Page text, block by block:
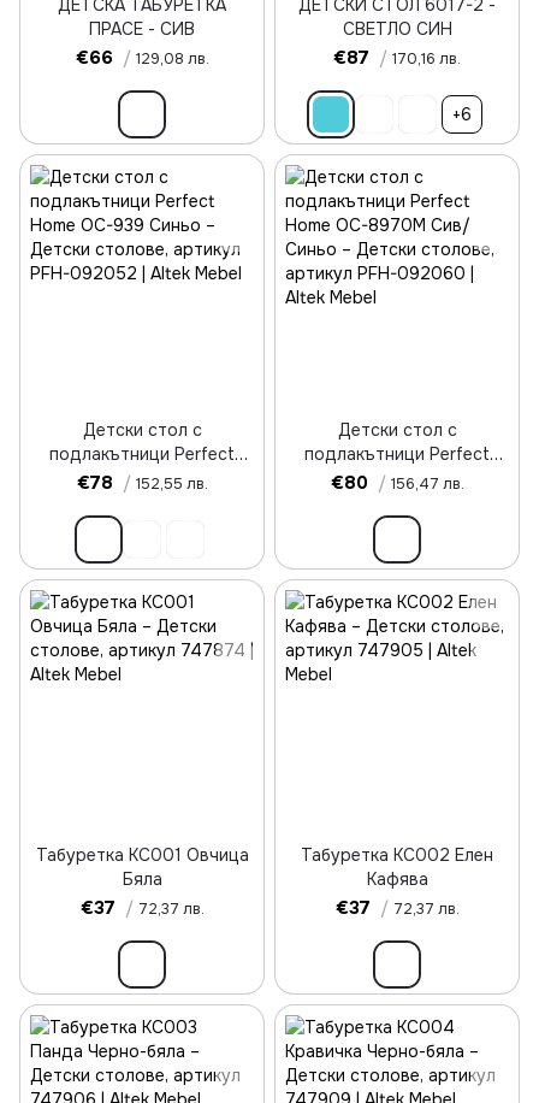
ДЕТСКА ТАБУРЕТКА
ПРАСЕ - СИВ
€66 / 129,08 лв.
ДЕТСКИ СТОЛ 6017-2 -
СВЕТЛО СИН
€87 / 170,16 лв.
+6
Детски стол с
подлакътници Perfect
Home OC-939 Синьо
€78 / 152,55 лв.
Детски стол с
подлакътници Perfect
Home OC-8970M Сив/
€80 / 156,47 лв.
Табуретка KC001 Овчица
Бяла
€37 / 72,37 лв.
Табуретка KC002 Елен
Кафява
€37 / 72,37 лв.